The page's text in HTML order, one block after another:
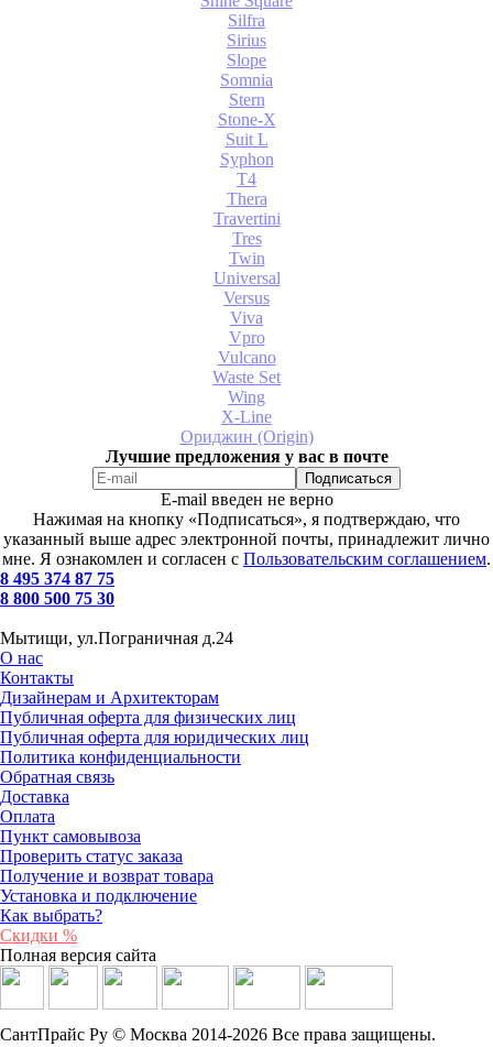
Silfra
Sirius
Slope
Somnia
Stern
Stone-X
Suit L
Syphon
T4
Thera
Travertini
Tres
Twin
Universal
Versus
Viva
Vpro
Vulcano
Waste Set
Wing
X-Line
Ориджин (Origin)
Лучшие предложения у вас в почте
E-mail введен не верно
Нажимая на кнопку «Подписаться», я подтверждаю, что
указанный выше адрес электронной почты, принадлежит лично
мне. Я ознакомлен и согласен с Пользовательским соглашением.
8 495 374 87 75
8 800 500 75 30
Мытищи, ул.Пограничная д.24
О нас
Контакты
Дизайнерам и Архитекторам
Публичная оферта для физических лиц
Публичная оферта для юридических лиц
Политика конфиденциальности
Обратная связь
Доставка
Оплата
Пункт самовывоза
Проверить статус заказа
Получение и возврат товара
Установка и подключение
Как выбрать?
Скидки %
Полная версия сайта
СантПрайс Ру © Москва 2014-2026 Все права защищены.